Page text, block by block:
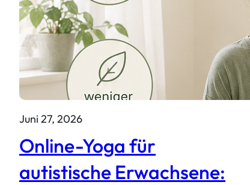
Juni 27, 2026
Online-Yoga für
autistische Erwachsene: